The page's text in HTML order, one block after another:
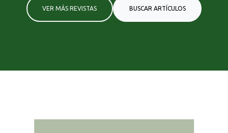
VER MÁS REVISTAS BUSCAR ARTÍCULOS